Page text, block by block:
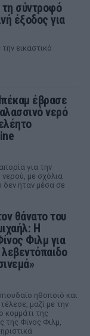
τη σύντροφό
έξοδος για
εικαστικό
έβρασε
νερό
για την
με σχόλια
ήταν μέσα σε
θάνατο του
Η
Φιλμ για
ηθοποιό και
μαζί με την
κομμάτι της
της Φίνος Φιλμ,